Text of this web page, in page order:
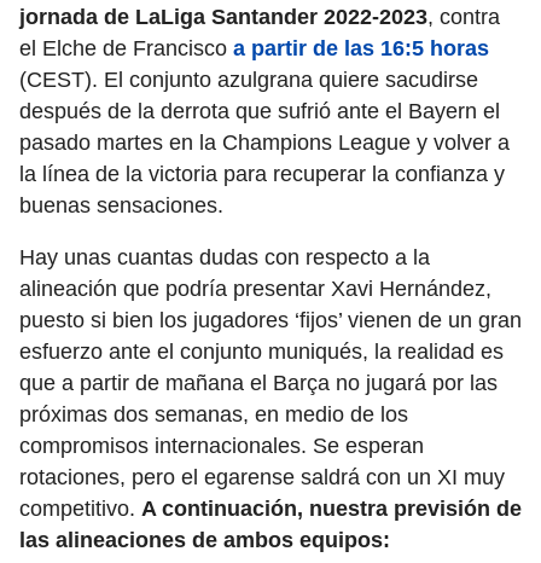
jornada de LaLiga Santander 2022-2023, contra
el Elche de Francisco a partir de las 16:5 horas
(CEST). El conjunto azulgrana quiere sacudirse
después de la derrota que sufrió ante el Bayern el
pasado martes en la Champions League y volver a
la línea de la victoria para recuperar la confianza y
buenas sensaciones.
Hay unas cuantas dudas con respecto a la
alineación que podría presentar Xavi Hernández,
puesto si bien los jugadores ‘fijos’ vienen de un gran
esfuerzo ante el conjunto muniqués, la realidad es
que a partir de mañana el Barça no jugará por las
próximas dos semanas, en medio de los
compromisos internacionales. Se esperan
rotaciones, pero el egarense saldrá con un XI muy
competitivo. A continuación, nuestra previsión de
las alineaciones de ambos equipos: